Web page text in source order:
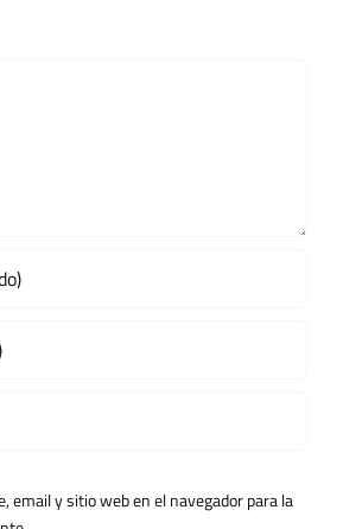
email y sitio web en el navegador para la